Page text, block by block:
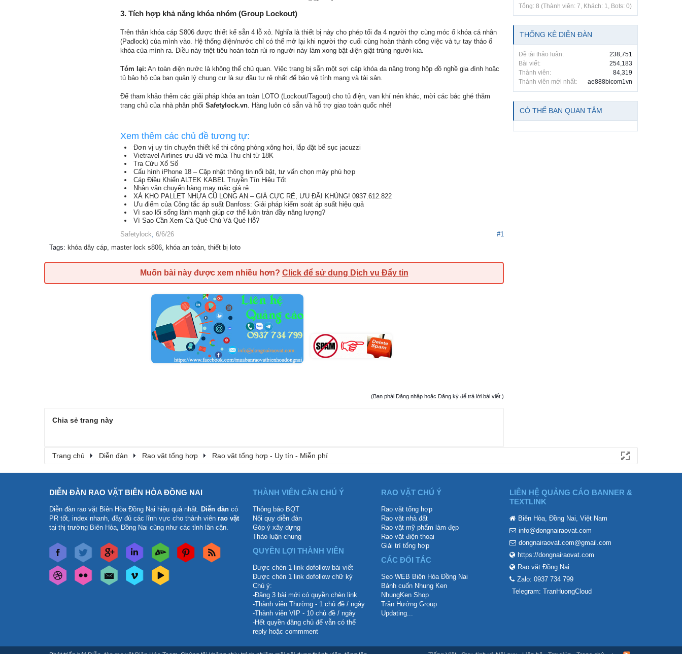
3. Tích hợp khả năng khóa nhóm (Group Lockout)
Trên thân khóa cáp S806 được thiết kế sẵn 4 lỗ xỏ. Nghĩa là thiết bị này cho phép tối đa 4 người thợ cùng móc ổ khóa cá nhân
(Padlock) của mình vào. Hệ thống điện/nước chỉ có thể mở lại khi người thợ cuối cùng hoàn thành công việc và tự tay tháo ổ
khóa của mình ra. Điều này triệt tiêu hoàn toàn rủi ro người này làm xong bật điện giật trúng người kia.
Tóm lại: An toàn điện nước là không thể chủ quan. Việc trang bị sẵn một sợi cáp khóa đa năng trong hộp đồ nghề gia đình hoặc
tủ bảo hộ của ban quản lý chung cư là sự đầu tư rẻ nhất để bảo vệ tính mạng và tài sản.
Để tham khảo thêm các giải pháp khóa an toàn LOTO (Lockout/Tagout) cho tủ điện, van khí nén khác, mời các bác ghé thăm
trang chủ của nhà phân phối Safetylock.vn. Hàng luôn có sẵn và hỗ trợ giao toàn quốc nhé!
Xem thêm các chủ đề tương tự:
Đơn vị uy tín chuyên thiết kế thi công phòng xông hơi, lắp đặt bể sục jacuzzi
Vietravel Airlines ưu đãi vé mùa Thu chỉ từ 18K
Tra Cứu Xổ Số
Cấu hình iPhone 18 – Cập nhật thông tin nổi bật, tư vấn chọn máy phù hợp
Cáp Điều Khiển ALTEK KABEL Truyền Tín Hiệu Tốt
Nhận vận chuyển hàng may mặc giá rẻ
XẢ KHO PALLET NHỰA CŨ LONG AN – GIÁ CỰC RẺ, ƯU ĐÃI KHỦNG! 0937.612.822
Ưu điểm của Công tắc áp suất Danfoss: Giải pháp kiểm soát áp suất hiệu quả
Vì sao lối sống lành mạnh giúp cơ thể luôn tràn đầy năng lượng?
Vì Sao Cần Xem Cả Quẻ Chủ Và Quẻ Hỗ?
Safetylock, 6/6/26
#1
Tags: khóa dây cáp, master lock s806, khóa an toàn, thiết bị loto
Muốn bài này được xem nhiều hơn? Click để sử dụng Dịch vụ Đẩy tin
(Bạn phải Đăng nhập hoặc Đăng ký để trả lời bài viết.)
Chia sẻ trang này
Tổng: 8 (Thành viên: 7, Khách: 1, Bots: 0)
THỐNG KÊ DIỄN ĐÀN
Đề tài thảo luận:
238,751
Bài viết:
254,183
Thành viên:
84,319
Thành viên mới nhất:
ae888bicom1vn
CÓ THỂ BẠN QUAN TÂM
Trang chủ Diễn đàn Rao vặt tổng hợp Rao vặt tổng hợp - Uy tín - Miễn phí
DIỄN ĐÀN RAO VẶT BIÊN HÒA ĐỒNG NAI
Diễn đàn rao vặt Biên Hòa Đồng Nai hiệu quả nhất. Diễn đàn có
PR tốt, index nhanh, đầy đủ các lĩnh vực cho thành viên rao vặt
tại thị trường Biên Hòa, Đồng Nai cũng như các tỉnh lân cận.
THÀNH VIÊN CẦN CHÚ Ý
Thông báo BQT
Nội quy diễn đàn
Góp ý xây dựng
Thảo luận chung
QUYỀN LỢI THÀNH VIÊN
Được chèn 1 link dofollow bài viết
Được chèn 1 link dofollow chữ ký
Chú ý:
-Đăng 3 bài mới có quyền chèn link
-Thành viên Thường - 1 chủ đề / ngày
-Thành viên VIP - 10 chủ đề / ngày
-Hết quyền đăng chủ để vẫn có thể
reply hoặc commment
RAO VẶT CHÚ Ý
Rao vặt tổng hợp
Rao vặt nhà đất
Rao vặt mỹ phẩm làm đẹp
Rao vặt điện thoại
Giải trí tổng hợp
CÁC ĐỐI TÁC
Seo WEB Biên Hòa Đồng Nai
Bánh cuốn Nhung Ken
NhungKen Shop
Trần Hướng Group
Updating...
LIÊN HỆ QUẢNG CÁO BANNER &
TEXTLINK
Biên Hòa, Đồng Nai, Việt Nam
info@dongnairaovat.com
dongnairaovat.com@gmail.com
https://dongnairaovat.com
Rao vặt Đồng Nai
Zalo: 0937 734 799
Telegram: TranHuongCloud